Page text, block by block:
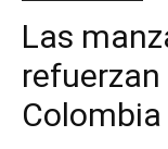
Las
Colombia